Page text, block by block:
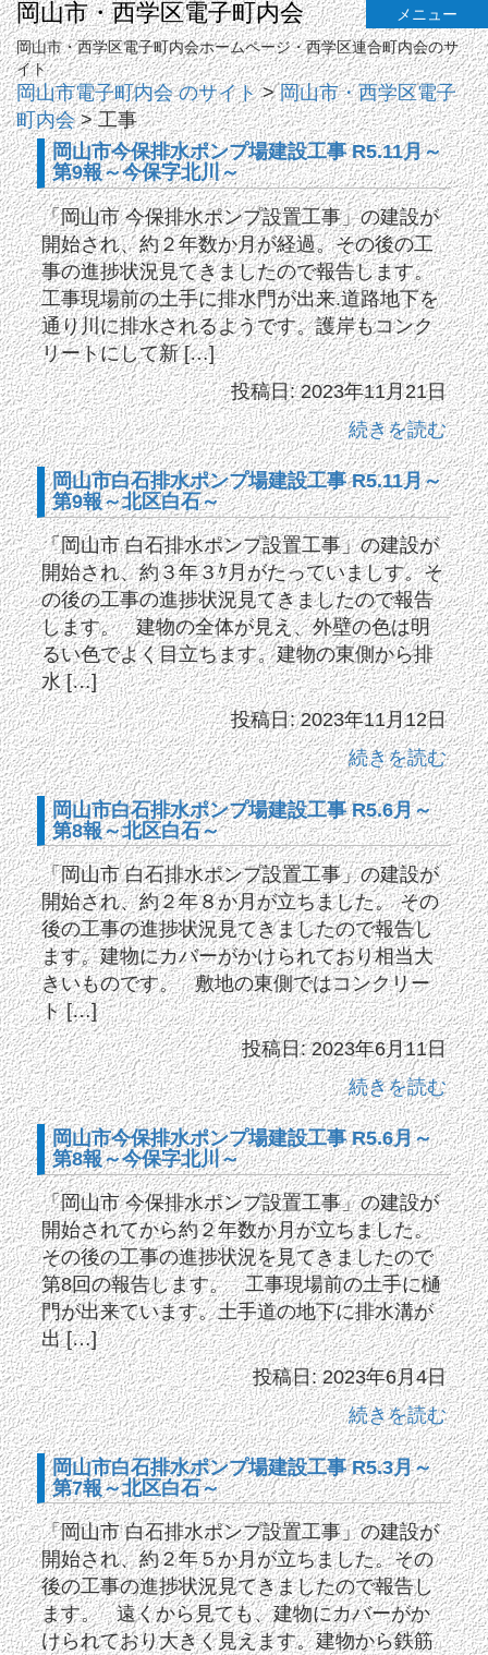
岡山市・西学区電子町内会
メニュー
岡山市・西学区電子町内会ホームページ・西学区連合町内会のサ
イト
岡山市電子町内会 のサイト>岡山市・西学区電子
町内会>工事
岡山市今保排水ポンプ場建設工事 R5.11月～
第9報～今保字北川～
「岡山市 今保排水ポンプ設置工事」の建設が
開始され、約２年数か月が経過。その後の工
事の進捗状況見てきましたので報告します。
工事現場前の土手に排水門が出来.道路地下を
通り川に排水されるようです。護岸もコンク
リートにして新 […]
投稿日: 2023年11月21日
続きを読む
岡山市白石排水ポンプ場建設工事 R5.11月～
第9報～北区白石～
「岡山市 白石排水ポンプ設置工事」の建設が
開始され、約３年３ｹ月がたっていましす。そ
の後の工事の進捗状況見てきましたので報告
します。 建物の全体が見え、外壁の色は明
るい色でよく目立ちます。建物の東側から排
水 […]
投稿日: 2023年11月12日
続きを読む
岡山市白石排水ポンプ場建設工事 R5.6月～
第8報～北区白石～
「岡山市 白石排水ポンプ設置工事」の建設が
開始され、約２年８か月が立ちました。 その
後の工事の進捗状況見てきましたので報告し
ます。建物にカバーがかけられており相当大
きいものです。 敷地の東側ではコンクリー
ト […]
投稿日: 2023年6月11日
続きを読む
岡山市今保排水ポンプ場建設工事 R5.6月～
第8報～今保字北川～
「岡山市 今保排水ポンプ設置工事」の建設が
開始されてから約２年数か月が立ちました。
その後の工事の進捗状況を見てきましたので
第8回の報告します。 工事現場前の土手に樋
門が出来ています。土手道の地下に排水溝が
出 […]
投稿日: 2023年6月4日
続きを読む
岡山市白石排水ポンプ場建設工事 R5.3月～
第7報～北区白石～
「岡山市 白石排水ポンプ設置工事」の建設が
開始され、約２年５か月が立ちました。その
後の工事の進捗状況見てきましたので報告し
ます。 遠くから見ても、建物にカバーがか
けられており大きく見えます。建物から鉄筋